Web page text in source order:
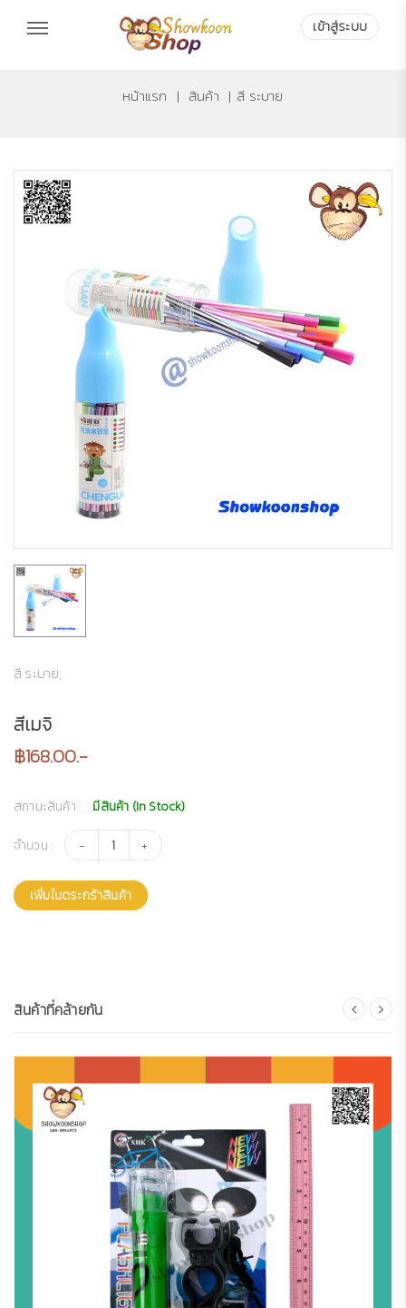
เข้าสู่ระบบ
หน้าแรก | สินค้า | สี ระบาย
สี ระบาย,
สีเมจิ
฿168.00.-
สถานะสินค้า : มีสินค้า (In Stock)
จำนวน :
เพิ่มในตระกร้าสินค้า
สินค้าที่คล้ายกัน